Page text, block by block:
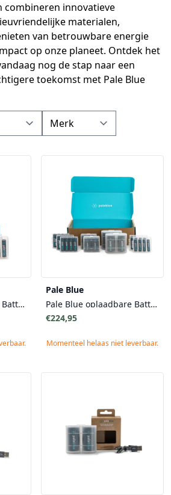
combineren innovatieve
materialen,
van betrouwbare energie
op onze planeet. Ontdek het
nog de stap naar een
toekomst met Pale Blue
Pale Blue oplaadbare Batterijen - Sustainability Kit 8 AA & 8 AAA - Duurzaamheid Kit
Pale Blue
Pale Blue oplaadbare Batterijen - Home Conversion Kit - Duurzaamheid Complete Set - 12 AA, 8 AAA, 4 9V en 4 D-cel Batterijen
€224,95
Momenteel helaas niet leverbaar.